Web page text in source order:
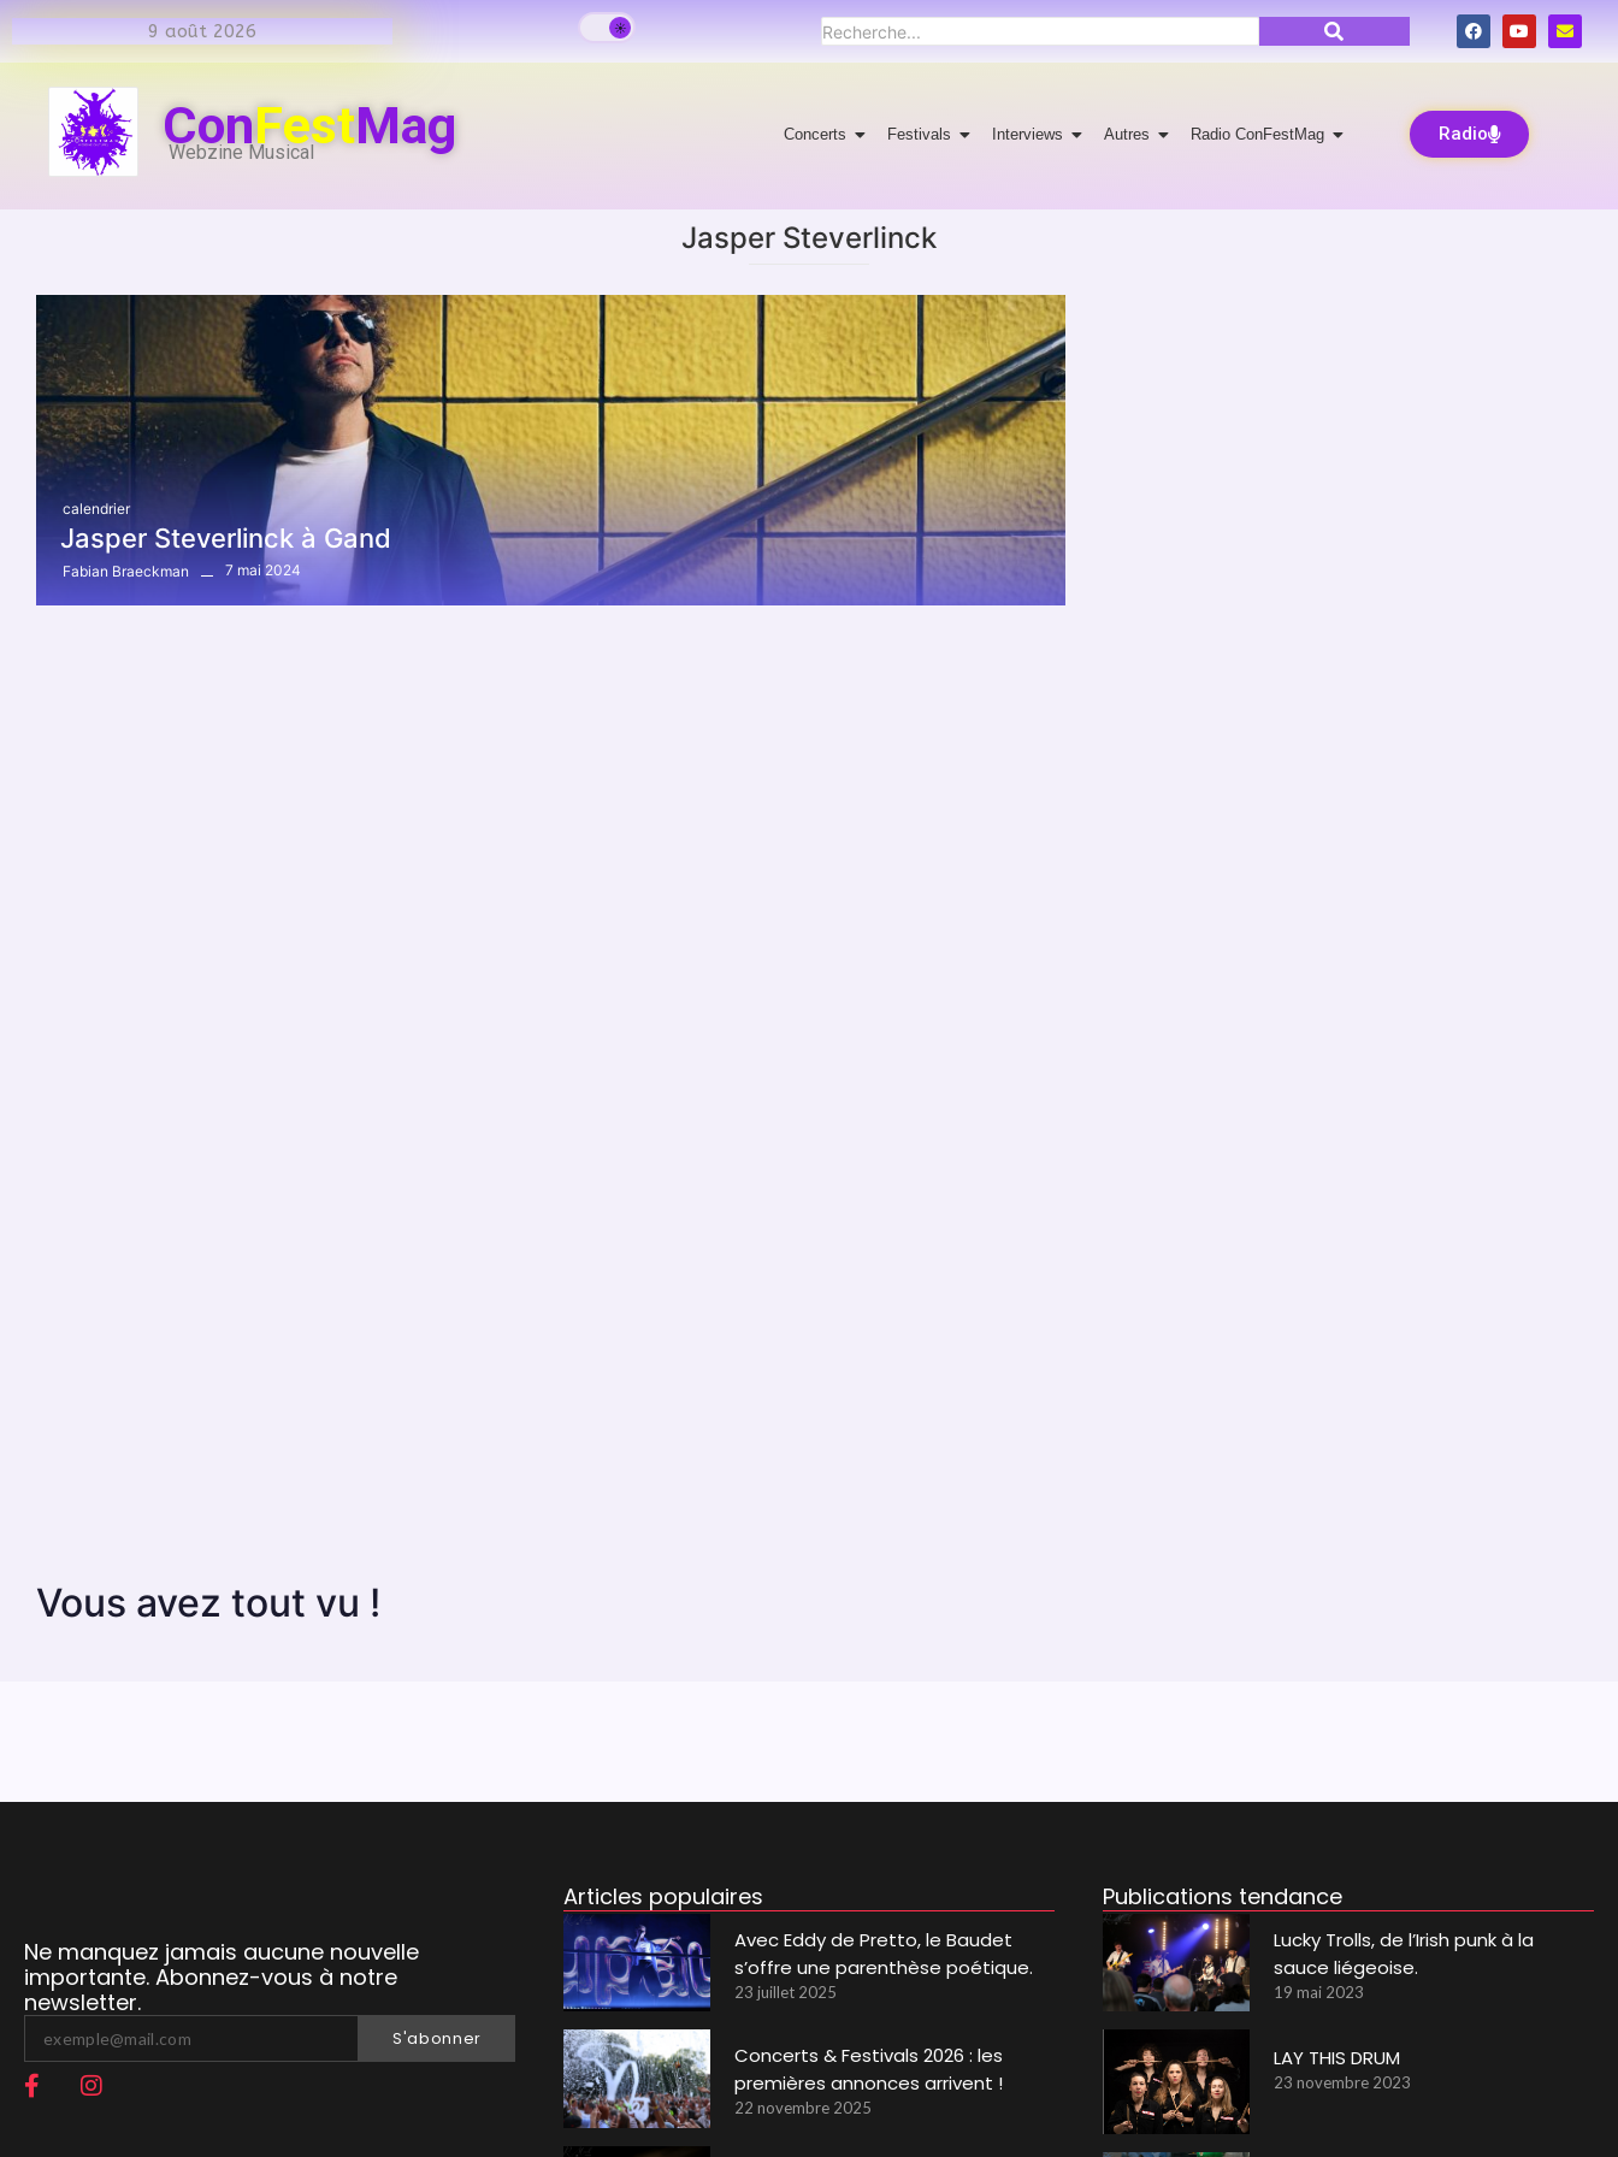
9 août 2026
ConFestMag
Webzine Musical
Concerts Festivals Interviews Autres Radio ConFestMag Radio
Jasper Steverlinck
calendrier
Jasper Steverlinck à Gand
Fabian Braeckman 7 mai 2024
Vous avez tout vu !
Ne manquez jamais aucune nouvelle
importante. Abonnez-vous à notre
newsletter.
S'abonner
Articles populaires
Avec Eddy de Pretto, le Baudet
s’offre une parenthèse poétique.
23 juillet 2025
Concerts & Festivals 2026 : les
premières annonces arrivent !
22 novembre 2025
Publications tendance
Lucky Trolls, de l’Irish punk à la
sauce liégeoise.
19 mai 2023
LAY THIS DRUM
23 novembre 2023